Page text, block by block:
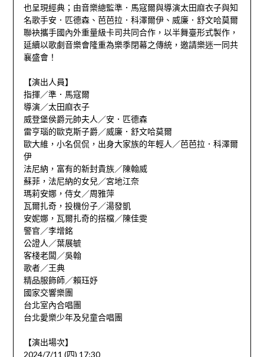
也呈現經典；由音樂總監準．馬寇爾與導演太田麻衣子與知
名歌手安．匹德森、芭芭拉．科澤爾伊、威廉．舒文哈莫爾
聯袂攜手國內外重量級卡司共同合作，以半舞臺形式製作，
延續以歌劇音樂會隆重為樂季閉幕之傳統，邀請樂迷一同共
襄盛會！
【演出人員】
指揮／準．馬寇爾
導演／太田麻衣子
威登堡侯爵元帥夫人／安．匹德森
雷亨瑙的歐克斯子爵／威廉．舒文哈莫爾
歐大維，小名侃侃，出身大家族的年輕人／芭芭拉．科澤爾
伊
法尼納，富有的新封貴族／陳翰威
蘇菲，法尼納的女兒／宮地江奈
瑪莉安娜，侍女／周雅萍
瓦爾扎奇，投機份子／湯發凱
安妮娜，瓦爾扎奇的搭檔／陳佳雯
警官／李增銘
公證人／葉展毓
客棧老闆／吳翰
歌者／王典
精品服飾師／賴珏妤
國家交響樂團
台北室內合唱團
台北愛樂少年及兒童合唱團
【演出場次】
2024/7/11 (四) 17:30